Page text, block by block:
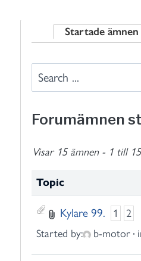
Startade ämnen
r
h
o
r
Forumämnen
Visar 15 ämnen - 1 till
Topic
Kylare 99. 1
2
Started by:
b-motor